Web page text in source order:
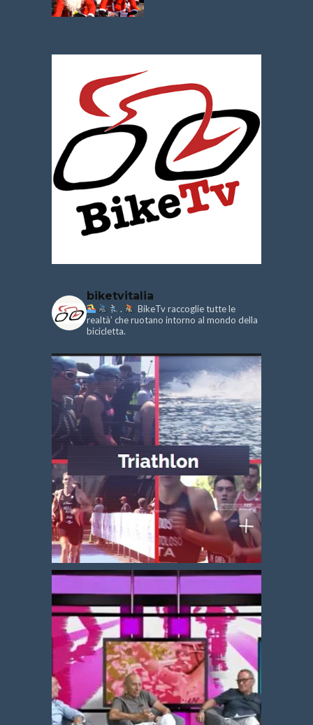
biketvitalia
.
BikeTv raccoglie tutte le
realtà’ che ruotano intorno al mondo della
bicicletta.